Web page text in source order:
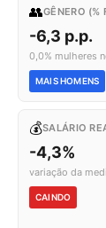
👥GÊNERO (%
-6,3 p.p.
0,0% mulheres
MAIS HOMENS
💰SALÁRIO
-4,3%
variação da
CAINDO